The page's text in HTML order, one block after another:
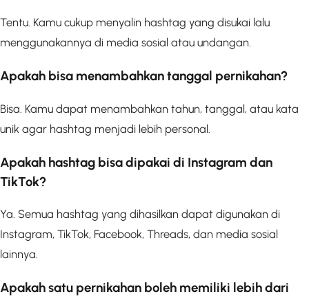
Tentu. Kamu cukup menyalin hashtag yang disukai lalu
menggunakannya di media sosial atau undangan.
Apakah bisa menambahkan tanggal pernikahan?
Bisa. Kamu dapat menambahkan tahun, tanggal, atau kata
unik agar hashtag menjadi lebih personal.
Apakah hashtag bisa dipakai di Instagram dan
TikTok?
Ya. Semua hashtag yang dihasilkan dapat digunakan di
Instagram, TikTok, Facebook, Threads, dan media sosial
lainnya.
Apakah satu pernikahan boleh memiliki lebih dari